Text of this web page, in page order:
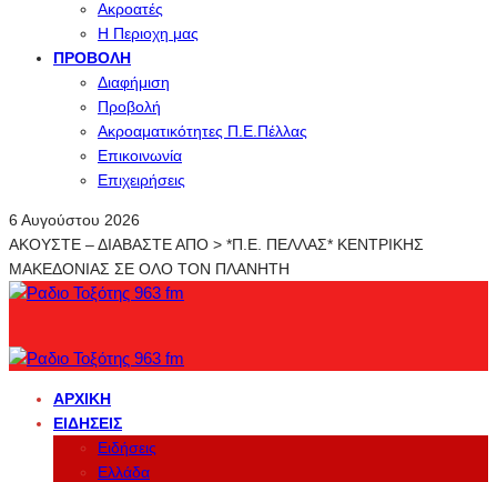
Ακροατές
Η Περιοχη μας
ΠΡΟΒΟΛΉ
Διαφήμιση
Προβολή
Ακροαματικότητες Π.Ε.Πέλλας
Επικοινωνία
Επιχειρήσεις
6 Αυγούστου 2026
ΑΚΟΥΣΤΕ – ΔΙΑΒΑΣΤΕ ΑΠΟ > *Π.Ε. ΠΕΛΛΑΣ* ΚΕΝΤΡΙΚΗΣ
ΜΑΚΕΔΟΝΙΑΣ ΣΕ ΟΛΟ ΤΟΝ ΠΛΑΝΗΤΗ
ΑΡΧΙΚΉ
ΕΙΔΉΣΕΙΣ
Ειδήσεις
Ελλάδα